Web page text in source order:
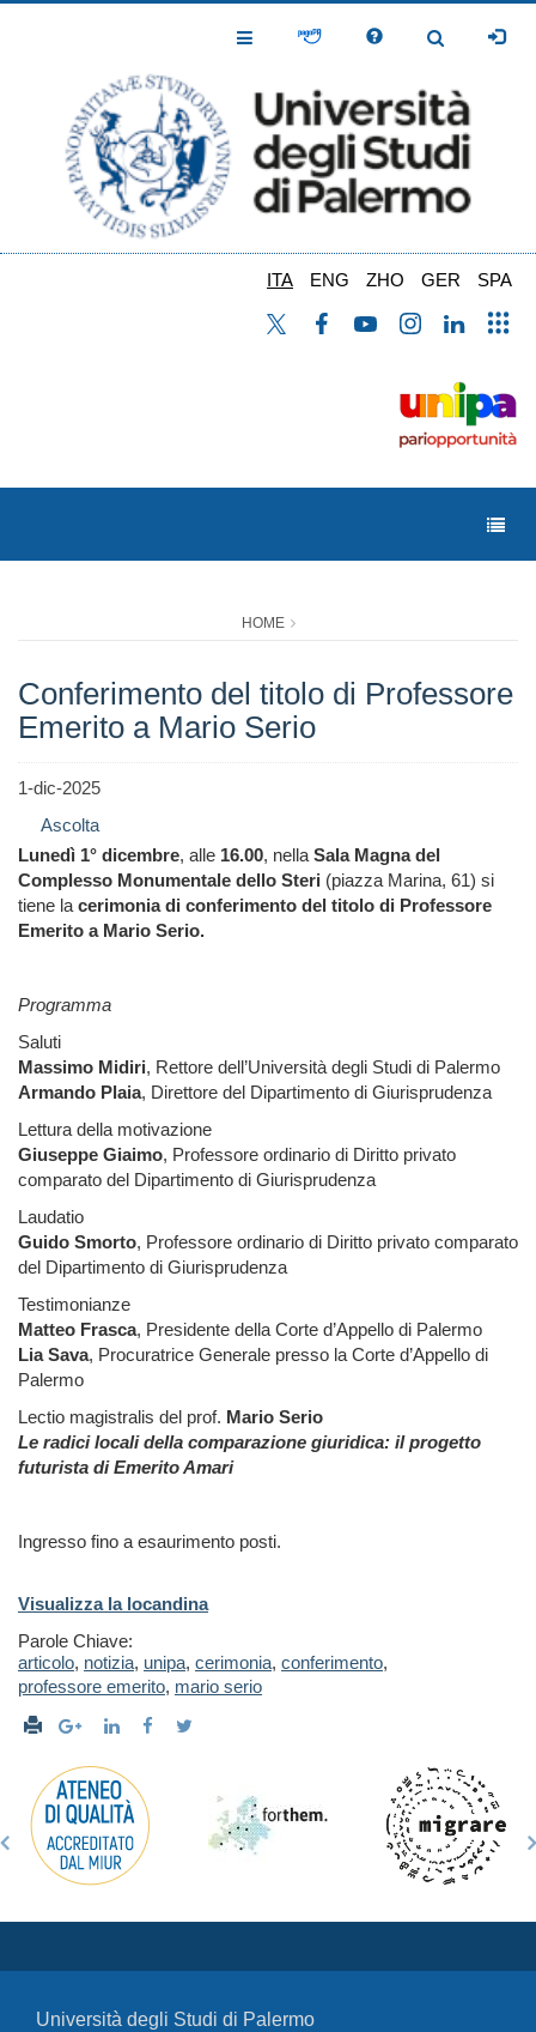
Toggle
Toggle
ITA ENG ZHO GER SPA
HOME
Conferimento del titolo di Professore
Emerito a Mario Serio
1-dic-2025
Ascolta
Lunedì 1° dicembre, alle 16.00, nellaSala Magna del
Complesso Monumentale dello Steri (piazza Marina, 61) si
tiene lacerimonia di conferimento del titolo di Professore
Emerito a Mario Serio.
Programma
Saluti
Massimo Midiri, Rettore dell’Università degli Studi di Palermo
Armando Plaia, Direttore del Dipartimento di Giurisprudenza
Lettura della motivazione
Giuseppe Giaimo, Professore ordinario di Diritto privato
comparato del Dipartimento di Giurisprudenza
Laudatio
Guido Smorto, Professore ordinario di Diritto privato comparato
del Dipartimento di Giurisprudenza
Testimonianze
Matteo Frasca, Presidente della Corte d’Appello di Palermo
Lia Sava, Procuratrice Generale presso la Corte d’Appello di
Palermo
Lectio magistralis del prof. Mario Serio
Le radici locali della comparazione giuridica: il progetto
futurista di Emerito Amari
Ingresso fino a esaurimento posti.
Visualizza la locandina
Parole Chiave:
articolo, notizia, unipa, cerimonia, conferimento,
professore emerito, mario serio
Università degli Studi di Palermo